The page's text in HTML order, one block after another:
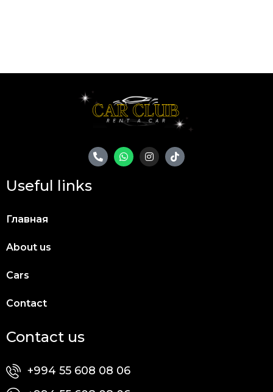
Useful links
Главная
About us
Cars
Contact
Contact us
+994 55 608 08 06